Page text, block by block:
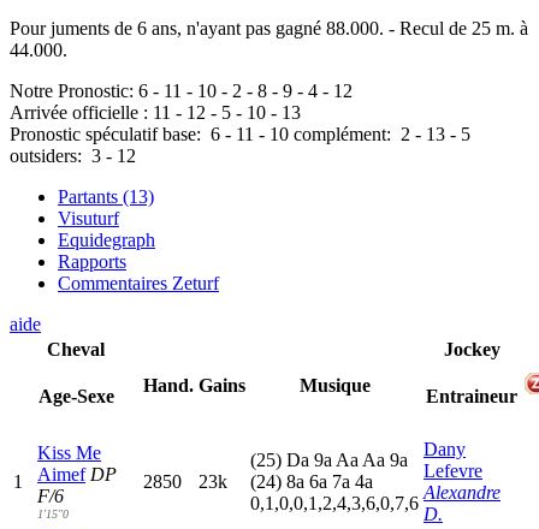
Pour juments de 6 ans, n'ayant pas gagné 88.000. - Recul de 25 m. à
44.000.
Notre Pronostic: 6 - 11 - 10 - 2 - 8 - 9 - 4 - 12
Arrivée officielle : 11 - 12 - 5 - 10 - 13
Pronostic spéculatif base: 6 - 11 - 10 complément: 2 - 13 - 5
outsiders: 3 - 12
Partants (13)
Visuturf
Equidegraph
Rapports
Commentaires Zeturf
aide
Cheval
Age-Sexe
Hand. Gains Musique
Jockey
Entraineur
1
Kiss Me
Aimef DP
F/6
1'15"0
2850 23k
(25) Da 9a Aa Aa 9a
(24) 8a 6a 7a 4a
0,1,0,0,1,2,4,3,6,0,7,6
Dany
Lefevre
Alexandre
D.